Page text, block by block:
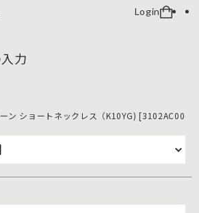
Login
力
ン ショートネックレス（K10YG) [3102AC00